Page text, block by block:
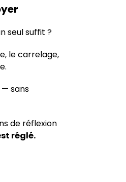
seul suffit ?
le carrelage,
— sans
de réflexion
réglé.